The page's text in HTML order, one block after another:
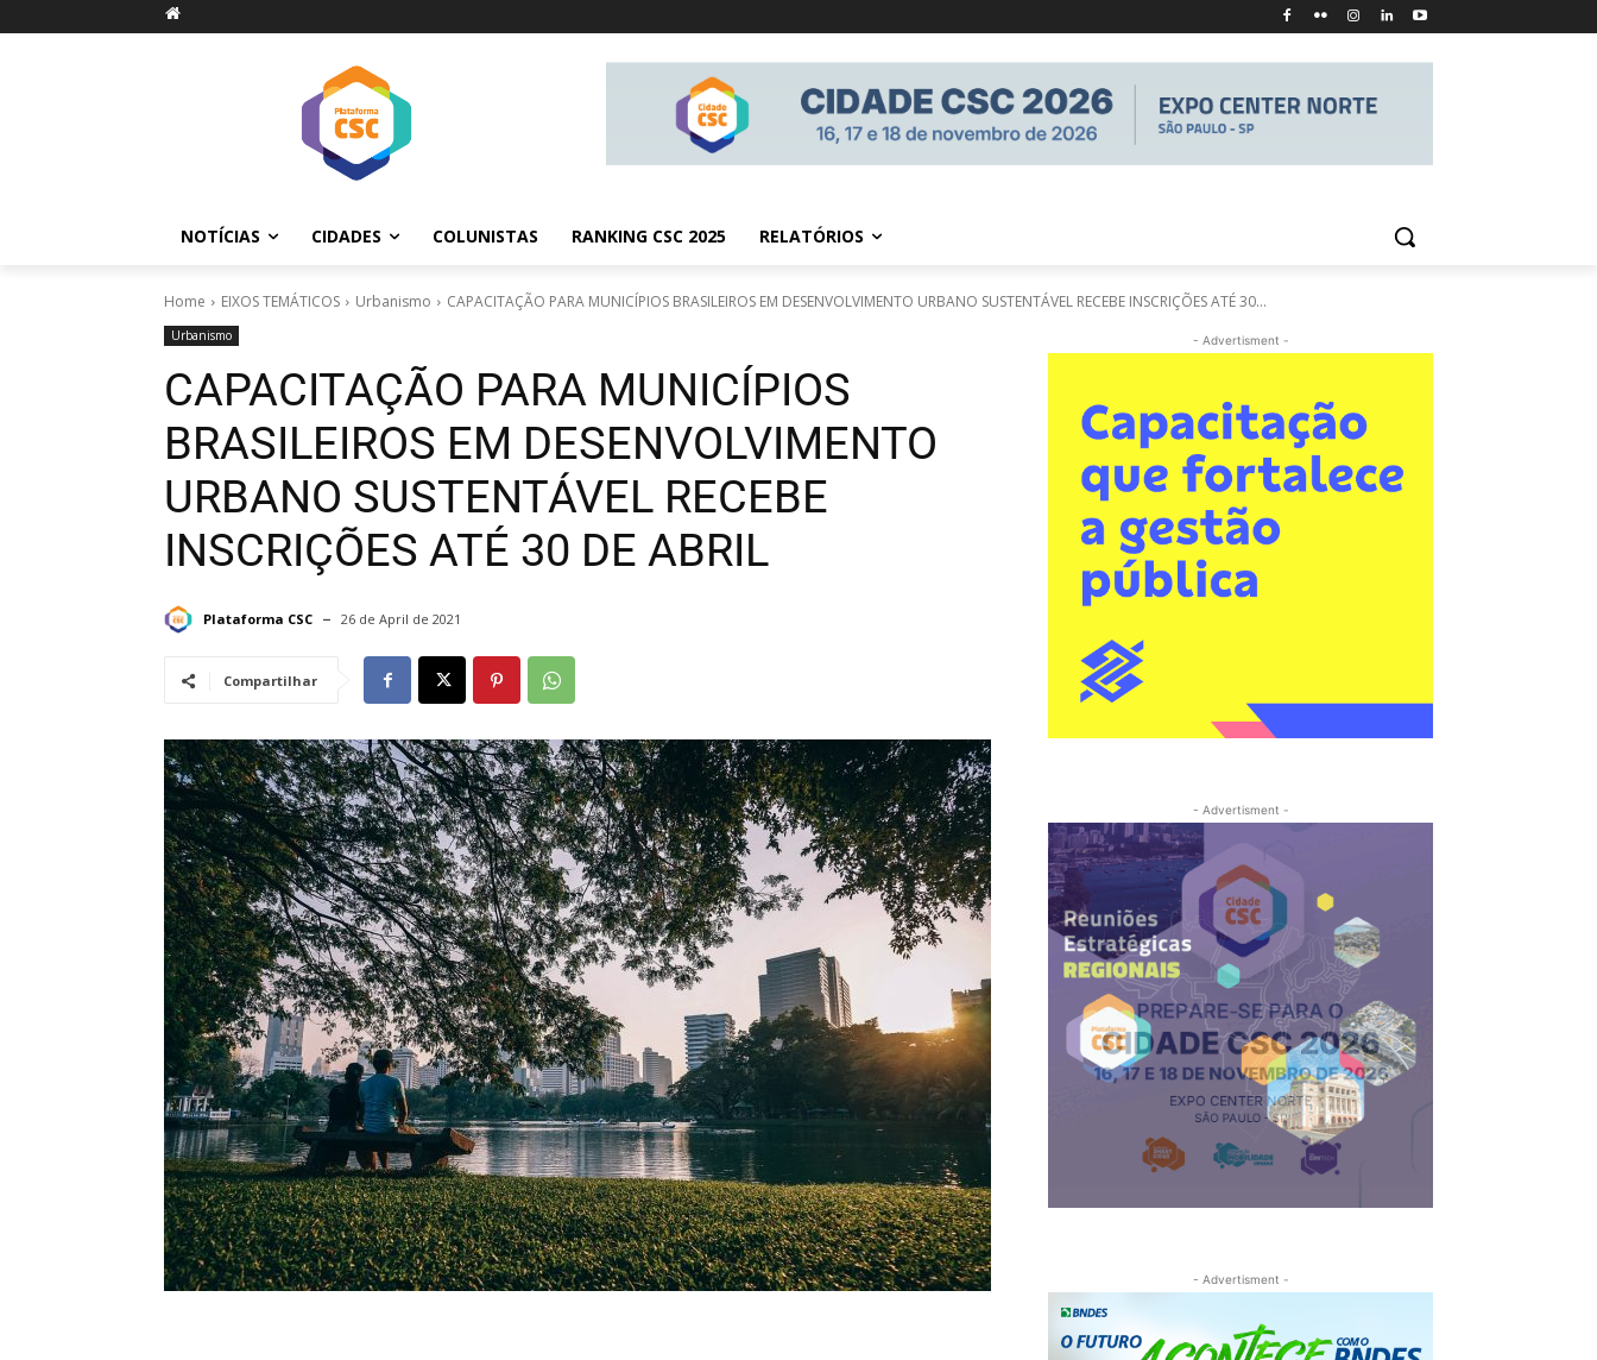
NOTÍCIAS CIDADES COLUNISTAS RANKING CSC 2025 RELATÓRIOS
Home EIXOS TEMÁTICOS Urbanismo CAPACITAÇÃO PARA MUNICÍPIOS BRASILEIROS EM DESENVOLVIMENTO URBANO SUSTENTÁVEL RECEBE INSCRIÇÕES ATÉ 30...
Urbanismo
CAPACITAÇÃO PARA MUNICÍPIOS
BRASILEIROS EM DESENVOLVIMENTO
URBANO SUSTENTÁVEL RECEBE
INSCRIÇÕES ATÉ 30 DE ABRIL
Plataforma CSC 26 de April de 2021
Compartilhar
- Advertisment -
- Advertisment -
- Advertisment -